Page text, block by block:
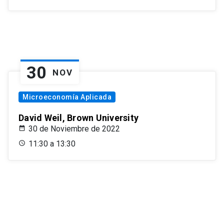
30 NOV
Microeconomía Aplicada
David Weil, Brown University
30 de Noviembre de 2022
11:30 a 13:30